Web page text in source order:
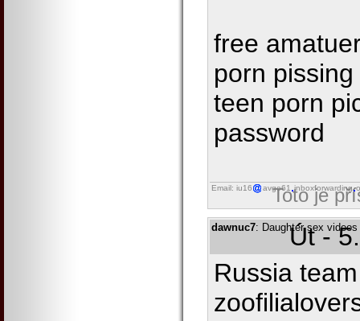
free
porn
teen porn
password
Email: iu16 avgo61 inboxforwarding
Toto je
dawnuc7: Daughter sex
Út -
Russia